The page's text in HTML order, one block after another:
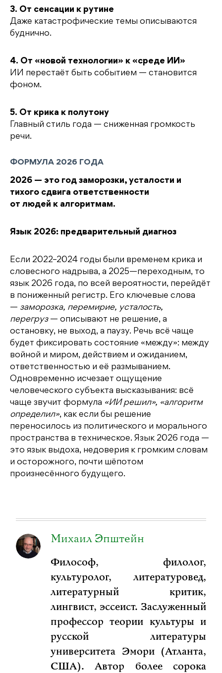
3. От сенсации к рутине
Даже катастрофические темы описываются
буднично.
4. От «новой технологии» к «среде ИИ»
ИИ перестаёт быть событием — становится
фоном.
5. От крика к полутону
Главный стиль года — сниженная громкость
речи.
ФОРМУЛА 2026 ГОДА
2026 — это год заморозки, усталости и
тихого сдвига ответственности
от людей к алгоритмам.
Язык 2026: предварительный диагноз
Если 2022–2024 годы были временем крика и
словесного надрыва, а 2025—переходным, то
язык 2026 года, по всей вероятности, перейдёт
в пониженный регистр. Его ключевые слова
— заморозка, перемирие, усталость,
перегруз— описывают не решение, а
остановку, не выход, а паузу. Речь всё чаще
будет фиксировать состояние «между»: между
войной и миром, действием и ожиданием,
ответственностью и её размыванием.
Одновременно исчезает ощущение
человеческого субъекта высказывания: всё
чаще звучит формула «ИИ решил», «алгоритм
определил», как если бы решение
переносилось из политического и морального
пространства в техническое. Язык 2026 года —
это язык выдоха, недоверия к громким словам
и осторожного, почти шёпотом
произнесённого будущего.
Михаил Эпштейн
Философ, филолог,
культуролог, литературовед,
литературный критик,
лингвист, эссеист. Заслуженный
профессор теории культуры и
русской литературы
университета Эмори (Атланта,
США). Автор более сорока